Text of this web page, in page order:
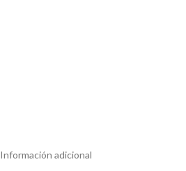
Información adicional